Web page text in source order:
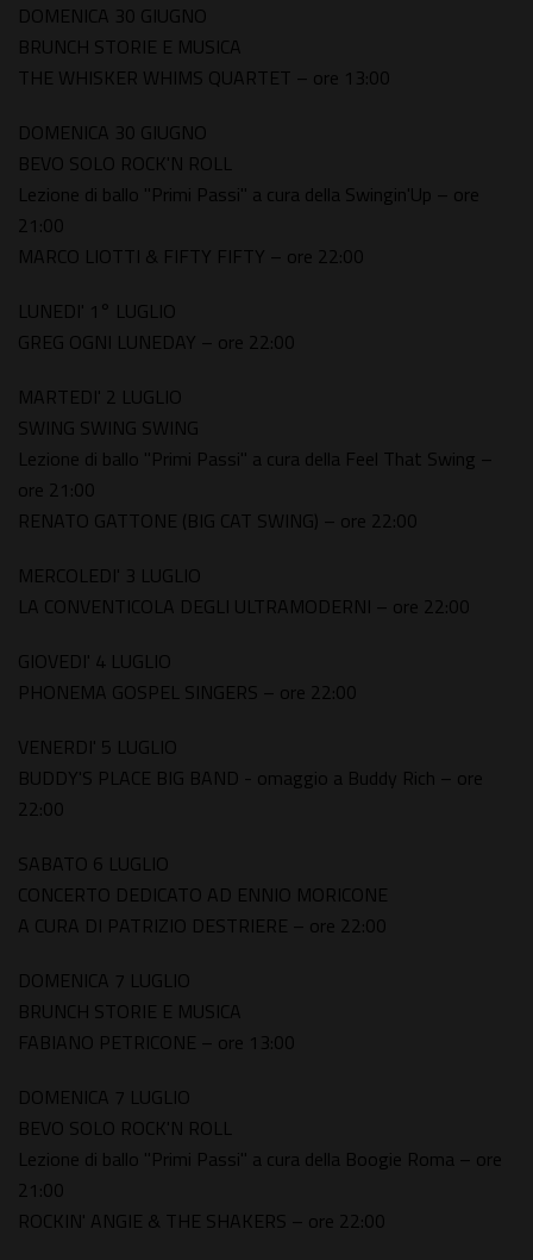
DOMENICA 30 GIUGNO
BRUNCH STORIE E MUSICA
THE WHISKER WHIMS QUARTET – ore 13:00
DOMENICA 30 GIUGNO
BEVO SOLO ROCK'N ROLL
Lezione di ballo "Primi Passi" a cura della Swingin'Up – ore
21:00
MARCO LIOTTI & FIFTY FIFTY – ore 22:00
LUNEDI' 1° LUGLIO
GREG OGNI LUNEDAY – ore 22:00
MARTEDI' 2 LUGLIO
SWING SWING SWING
Lezione di ballo "Primi Passi" a cura della Feel That Swing –
ore 21:00
RENATO GATTONE (BIG CAT SWING) – ore 22:00
MERCOLEDI' 3 LUGLIO
LA CONVENTICOLA DEGLI ULTRAMODERNI – ore 22:00
GIOVEDI' 4 LUGLIO
PHONEMA GOSPEL SINGERS – ore 22:00
VENERDI' 5 LUGLIO
BUDDY'S PLACE BIG BAND - omaggio a Buddy Rich – ore
22:00
SABATO 6 LUGLIO
CONCERTO DEDICATO AD ENNIO MORICONE
A CURA DI PATRIZIO DESTRIERE – ore 22:00
DOMENICA 7 LUGLIO
BRUNCH STORIE E MUSICA
FABIANO PETRICONE – ore 13:00
DOMENICA 7 LUGLIO
BEVO SOLO ROCK'N ROLL
Lezione di ballo "Primi Passi" a cura della Boogie Roma – ore
21:00
ROCKIN' ANGIE & THE SHAKERS – ore 22:00